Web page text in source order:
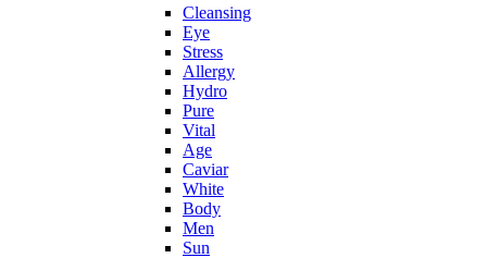
Cleansing
Eye
Stress
Allergy
Hydro
Pure
Vital
Age
Caviar
White
Body
Men
Sun